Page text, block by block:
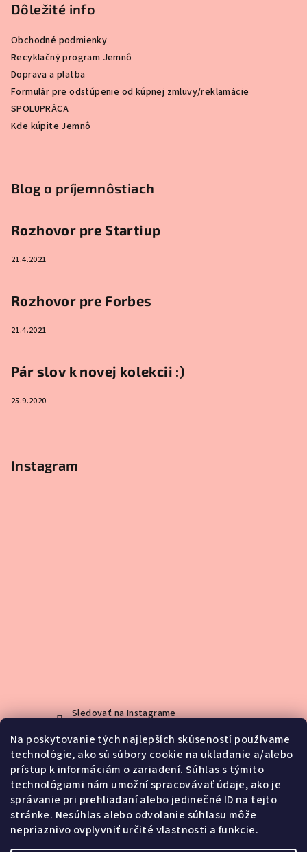
Na poskytovanie tých najlepších skúseností používame
technológie, ako sú súbory cookie na ukladanie a/alebo
prístup k informáciám o zariadení. Súhlas s týmito
technológiami nám umožní spracovávať údaje, ako je
správanie pri prehliadaní alebo jedinečné ID na tejto
stránke. Nesúhlas alebo odvolanie súhlasu môže
nepriaznivo ovplyvniť určité vlastnosti a funkcie.
Dôležité info
Obchodné podmienky
Recyklačný program Jemnô
Doprava a platba
Formulár pre odstúpenie od kúpnej zmluvy/reklamácie
SPOLUPRÁCA
Kde kúpite Jemnô
Blog o príjemnôstiach
Rozhovor pre Startiup
21.4.2021
Rozhovor pre Forbes
21.4.2021
Pár slov k novej kolekcii :)
25.9.2020
Instagram
Sledovať na Instagrame
Kontakt
info@jemno.sk
0903188416